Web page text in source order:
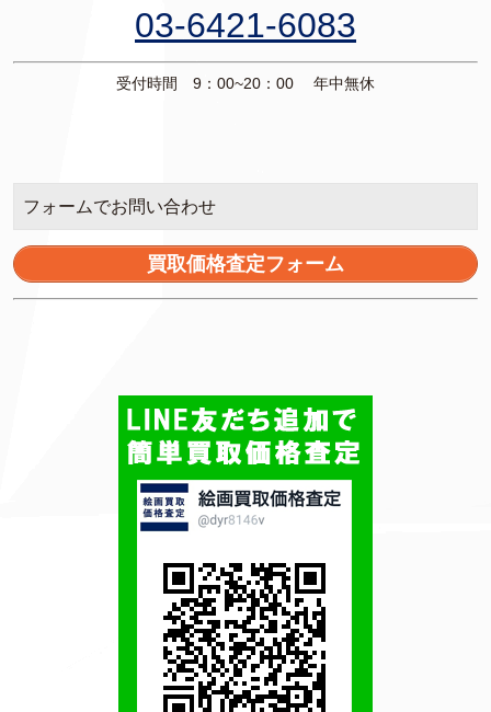
03-6421-6083
受付時間 9：00~20：00 年中無休
フォームでお問い合わせ
買取価格査定フォーム